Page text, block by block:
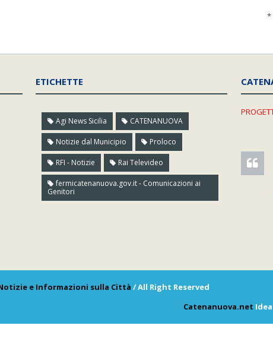
*
ETICHETTE
Agi News Sicilia CATENANUOVA
Notizie dal Municipio Proloco
RFI - Notizie Rai Televideo
fermicatenanuova.gov.it - Comunicazioni ai
Genitori
e Informazioni sulla Città / All Right Reserved
Catenanuova.net